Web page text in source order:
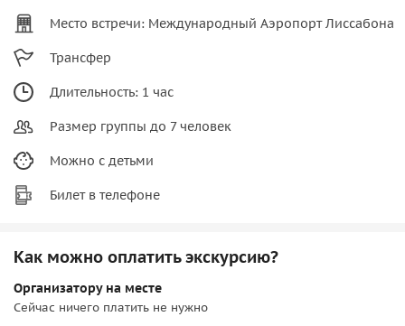
Место встречи: Международный Аэропорт Лиссабона
Трансфер
Длительность: 1 час
Размер группы до 7 человек
Можно с детьми
Билет в телефоне
Как можно оплатить экскурсию?
Организатору на месте
Сейчас ничего платить не нужно